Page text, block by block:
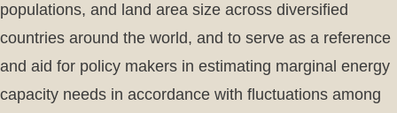
populations, and land area size across diversified
countries around the world, and to serve as a reference
and aid for policy makers in estimating marginal energy
capacity needs in accordance with fluctuations among